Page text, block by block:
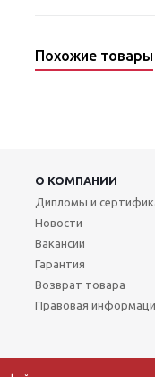
Похожие товары
О КОМПАНИИ
Дипломы и
Новости
Вакансии
Гарантия
Возврат товара
Правовая